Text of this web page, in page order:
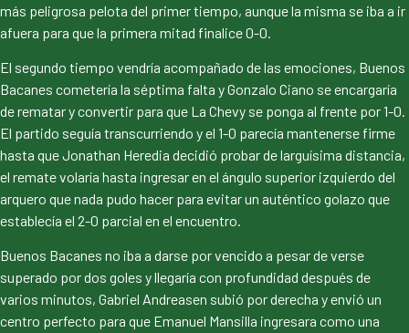
más peligrosa pelota del primer tiempo, aunque la misma se iba a ir
afuera para que la primera mitad finalice 0-0.
El segundo tiempo vendría acompañado de las emociones, Buenos
Bacanes cometería la séptima falta y Gonzalo Ciano se encargaría
de rematar y convertir para que La Chevy se ponga al frente por 1-0.
El partido seguía transcurriendo y el 1-0 parecía mantenerse firme
hasta que Jonathan Heredia decidió probar de larguísima distancia,
el remate volaría hasta ingresar en el ángulo superior izquierdo del
arquero que nada pudo hacer para evitar un auténtico golazo que
establecía el 2-0 parcial en el encuentro.
Buenos Bacanes no iba a darse por vencido a pesar de verse
superado por dos goles y llegaría con profundidad después de
varios minutos, Gabriel Andreasen subió por derecha y envió un
centro perfecto para que Emanuel Mansilla ingresara como una